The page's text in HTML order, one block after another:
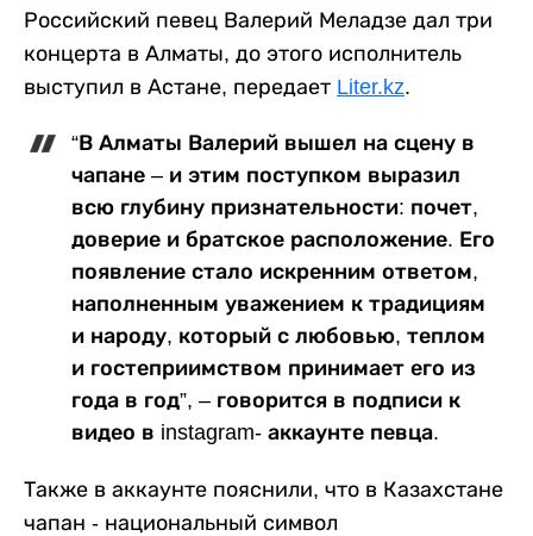
Российский певец Валерий Меладзе дал три
концерта в Алматы, до этого исполнитель
выступил в Астане, передает Liter.kz.
“В Алматы Валерий вышел на сцену в
чапане – и этим поступком выразил
всю глубину признательности: почет,
доверие и братское расположение. Его
появление стало искренним ответом,
наполненным уважением к традициям
и народу, который с любовью, теплом
и гостеприимством принимает его из
года в год”, – говорится в подписи к
видео в instagram- аккаунте певца.
Также в аккаунте пояснили, что в Казахстане
чапан - национальный символ